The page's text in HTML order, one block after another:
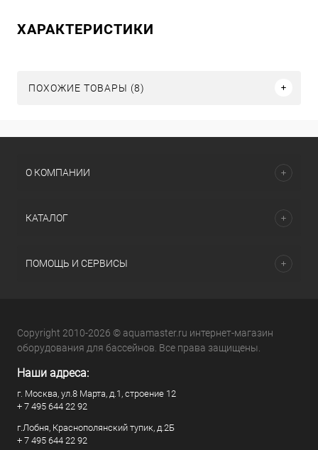
ХАРАКТЕРИСТИКИ
ПОХОЖИЕ ТОВАРЫ (8)
О КОМПАНИИ
КАТАЛОГ
ПОМОЩЬ И СЕРВИСЫ
Copyright 2010-2026 © aquamaster.ru интернет-магазин
оборудования для бассейнов. Все права защищены.
Наши адреса:
г. Москва, ул.8 Марта, д.1, строение 12
+ 7 495 644 22 92
г.Лобня, Краснополянский тупик, д.2Б
+ 7 495 644 22 92